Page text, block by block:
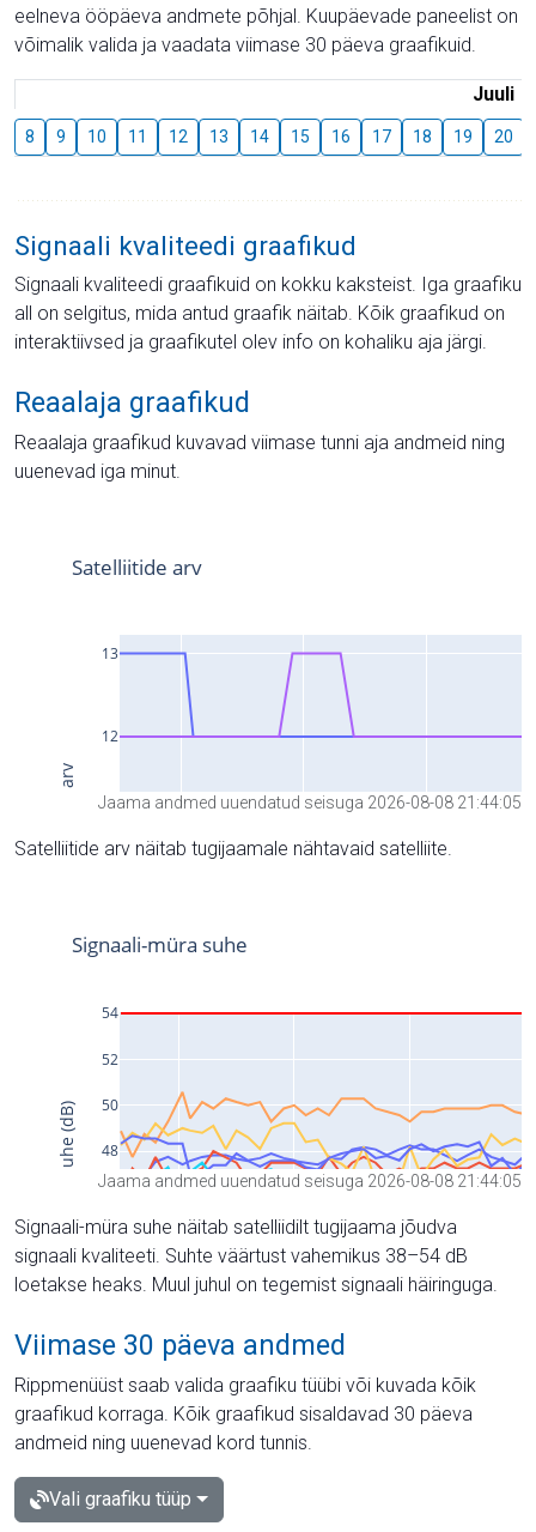
eelneva ööpäeva andmete põhjal. Kuupäevade paneelist on
võimalik valida ja vaadata viimase 30 päeva graafikuid.
Juuli
8 9 10 11 12 13 14 15 16 17 18 19 20
Signaali kvaliteedi graafikud
Signaali kvaliteedi graafikuid on kokku kaksteist. Iga graafiku
all on selgitus, mida antud graafik näitab. Kõik graafikud on
interaktiivsed ja graafikutel olev info on kohaliku aja järgi.
Reaalaja graafikud
Reaalaja graafikud kuvavad viimase tunni aja andmeid ning
uuenevad iga minut.
Jaama andmed uuendatud seisuga 2026-08-08 21:44:05
Satelliitide arv näitab tugijaamale nähtavaid satelliite.
Jaama andmed uuendatud seisuga 2026-08-08 21:44:05
Signaali-müra suhe näitab satelliidilt tugijaama jõudva
signaali kvaliteeti. Suhte väärtust vahemikus 38–54 dB
loetakse heaks. Muul juhul on tegemist signaali häiringuga.
Viimase 30 päeva andmed
Rippmenüüst saab valida graafiku tüübi või kuvada kõik
graafikud korraga. Kõik graafikud sisaldavad 30 päeva
andmeid ning uuenevad kord tunnis.
Vali graafiku tüüp